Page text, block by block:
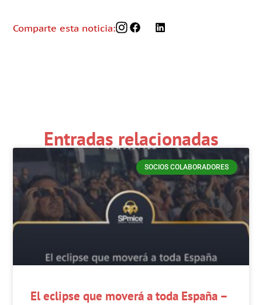
Comparte esta noticia:
Entradas relacionadas
SOCIOS COLABORADORES
El eclipse que moverá a toda España –